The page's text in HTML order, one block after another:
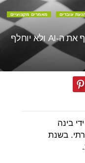
עובדים
מאמרים מקצועיים
3 עקרונות הבסיס בעזרתם העובד ימנף את ה-AI ולא יוחלף
בינה
בשנת